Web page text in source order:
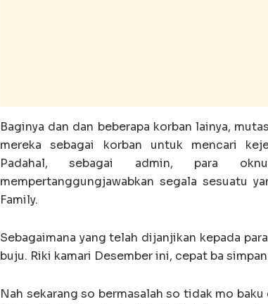
Baginya dan dan beberapa korban lainya,
mereka sebagai korban untuk mencari
Padahal, sebagai admin, para
mempertanggungjawabkan segala sesuatu
Family.
Sebagaimana yang telah dijanjikan kepada
buju. Riki kamari Desember ini, cepat ba
Nah sekarang so bermasalah so tidak mo